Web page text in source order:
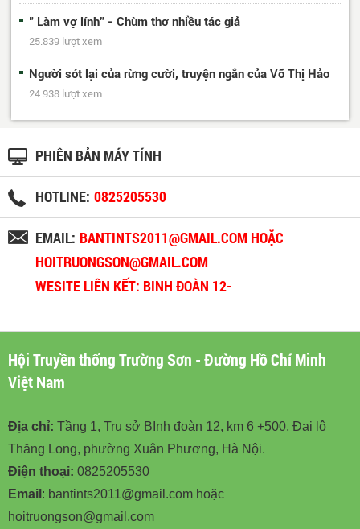
" Làm vợ lính" - Chùm thơ nhiều tác giả
25.839 lượt xem
Người sót lại của rừng cười, truyện ngắn của Võ Thị Hảo
24.938 lượt xem
PHIÊN BẢN MÁY TÍNH
HOTLINE: 0825205530
EMAIL: BANTINTS2011@GMAIL.COM HOẶC
HOITRUONGSON@GMAIL.COM
WESITE LIÊN KẾT: BINH ĐOÀN 12-
Hội Truyền thống Trường Sơn - Đường Hồ Chí Minh
Việt Nam
Địa chỉ: Tầng 1, Trụ sở BInh đoàn 12, km 6 +500, Đại lộ
Thăng Long, phường Xuân Phương, Hà Nội.
Điện thoại: 0825205530
Email : bantints2011@gmail.com hoặc
hoitruongson@gmail.com